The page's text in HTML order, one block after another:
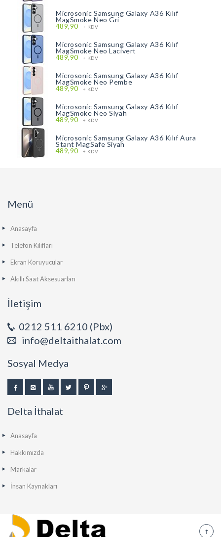
Microsonic Samsung Galaxy A36 Kılıf
MagSmoke Neo Gri
489,90 + KDV
Microsonic Samsung Galaxy A36 Kılıf
MagSmoke Neo Lacivert
489,90 + KDV
Microsonic Samsung Galaxy A36 Kılıf
MagSmoke Neo Pembe
489,90 + KDV
Microsonic Samsung Galaxy A36 Kılıf
MagSmoke Neo Siyah
489,90 + KDV
Microsonic Samsung Galaxy A36 Kılıf Aura
Stant MagSafe Siyah
489,90 + KDV
Menü
Anasayfa
Telefon Kılıfları
Ekran Koruyucular
Akıllı Saat Aksesuarları
İletişim
0212 511 6210 (Pbx)
info@deltaithalat.com
Sosyal Medya
Delta İthalat
Anasayfa
Hakkımızda
Markalar
İnsan Kaynakları